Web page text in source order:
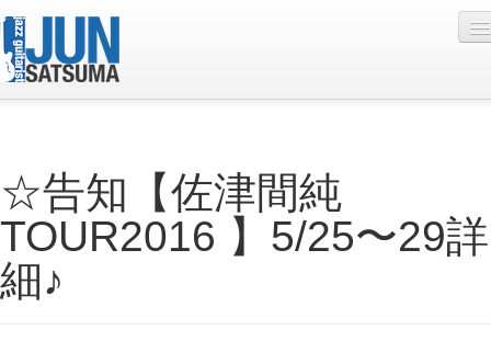
Live Schedule
Discography
Diary
☆告知【佐津間純
TOUR2016 】5/25〜29詳
細♪